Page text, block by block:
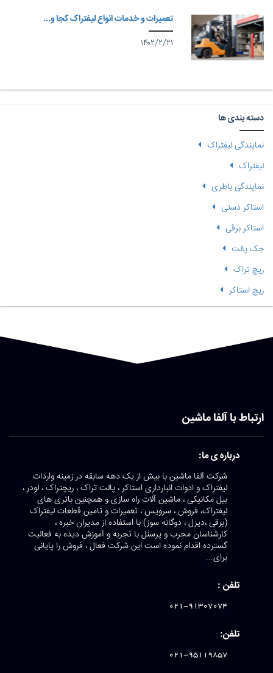
تعمیرات و خدمات انواع لیفتراک کجا و...
۱۴۰۲/۲/۲۱
دسته بندی ها
نمایندگی لیفتراک
لیفتراک
نمایندگی باطری
استاکر دستی
استاکر برقی
جک پالت
ریچ تراک
ریچ استاکر
ارتباط با آلفا ماشین
درباره ی ما:
شرکت آلفا ماشین با بیش از یک دهه سابقه در زمینه واردات
لیفتراک و ادوات انبارداری استاکر ، پالت تراک ، ریچتراک ، لودر ،
بیل مکانیکی ، ماشین آلات راه سازی و همچنین باتری های
لیفتراک، فروش ، سرویس ، تعمیرات و تامین قطعات لیفتراک
(برقی ،دیزل ، دوگانه سوز) با استفاده از مدیران خبره ،
کارشناسان مجرب و پرسنل با تجربه و آموزش دیده به فعالیت
گسترده اقدام نموده است این شرکت فعال ، فروش را پایانی
برای...
تلفن :
021-91307074
تلفن:
021-95119857